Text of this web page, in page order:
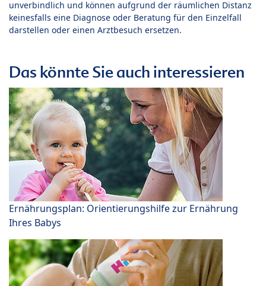
unverbindlich und können aufgrund der räumlichen Distanz
keinesfalls eine Diagnose oder Beratung für den Einzelfall
darstellen oder einen Arztbesuch ersetzen.
Das könnte Sie auch interessieren
Ernährungsplan: Orientierungshilfe zur Ernährung
Ihres Babys